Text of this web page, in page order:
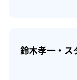
鈴木孝一・ス